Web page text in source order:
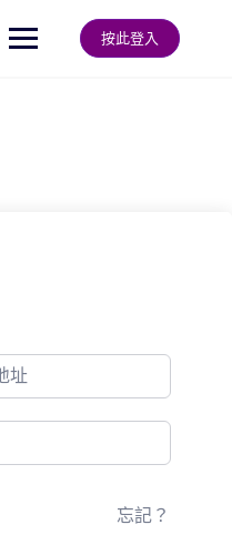
按此登入
忘記？